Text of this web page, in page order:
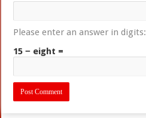
Please enter an answer in digits:
15 − eight =